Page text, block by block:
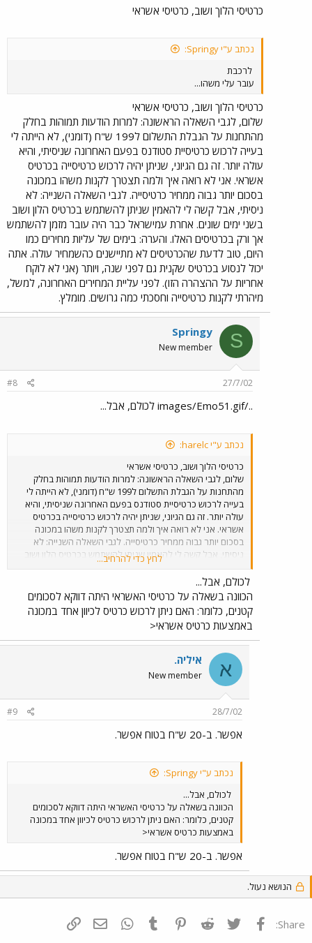
כרטיסי הלוך ושוב, כרטיסי אשראי
נכתב ע"י Springy:
לרכבת
עובר עלי משהו...
כרטיסי הלוך ושוב, כרטיסי אשראי
שלום, לגבי השאלה הראשונה: למרות הודעות תמוהות בחלק
מהתחנות על הגבלת התשלום ל199 ש"ח (דומני), לא הייתה לי
בעייה לרכוש כרטיסיית סטודנס בפעם האחרונה שניסיתי, והיא
עולה יותר. זה גם הגיוני, שניתן יהיה לרכוש כרטיסייה בכרטיס
אשראי. אני לא רואה איך ולמה תצטרך לקנות משהו במכונה
בסכום יותר גבוה ממחיר כרטיסייה. לגבי השאלה השנייה: לא
ניסיתי, אבל קשה לי להאמין שניתן להשתמש בכרטיס הלון ושוב
בשני ימים שונים. אחרת עמישראל כבר היה עובר מזמן להשתמש
אך ורק בכרטיסים האלו. והערה: בימים של עליות מחירים כמו
היום, טוב לדעת שהכרטיסים לא מתיישנים כהשמחיר עולה. אתה
יכול לנסוע בכרטיס שקנית גם לפני שנה, ויותר (אני לא לוקח
אחריות על ההצהרה הזו). לפני עליית המחירים האחרונה, למשל,
מיהרתי לקנות כרטיסייה וחסכתי כמה גרושים. מומלץ.
S
Springy
New member
27/7/02
#8
../images/Emo51.gif לכולם, אבל...
נכתב ע"י harelc:
כרטיסי הלוך ושוב, כרטיסי אשראי
שלום, לגבי השאלה הראשונה: למרות הודעות תמוהות בחלק
מהתחנות על הגבלת התשלום ל199 ש"ח (דומני), לא הייתה לי
בעייה לרכוש כרטיסיית סטודנס בפעם האחרונה שניסיתי, והיא
עולה יותר. זה גם הגיוני, שניתן יהיה לרכוש כרטיסייה בכרטיס
אשראי. אני לא רואה איך ולמה תצטרך לקנות משהו במכונה
בסכום יותר גבוה ממחיר כרטיסייה. לגבי השאלה השנייה: לא
ניסיתי, אבל קשה לי להאמין שניתן להשתמש בכרטיס הלון ושוב
בשני ימים שונים. אחרת עמישראל כבר היה עובר מזמן להשתמש
אך ורק בכרטיסים האלו. והערה: בימים של עליות מחירים כמו
היום, טוב לדעת שהכרטיסים לא מתיישנים כהשמחיר עולה. אתה
יכול לנסוע בכרטיס שקנית גם לפני שנה, ויותר (אני לא לוקח
אחריות על ההצהרה הזו). לפני עליית המחירים האחרונה, למשל,
מיהרתי לקנות כרטיסייה וחסכתי כמה גרושים. מומלץ.
לחץ כדי להרחיב...
לכולם, אבל...
הכוונה בשאלה על כרטיסי האשראי היתה דווקא לסכומים
קטנים, כלומר: האם ניתן לרכוש כרטיס לכיוון אחד במכונה
באמצעות כרטיס אשראי<
א איליה.
New member
28/7/02
#9
אפשר. ב-20 ש"ח בטוח אפשר.
נכתב ע"י Springy:
לכולם, אבל...
הכוונה בשאלה על כרטיסי האשראי היתה דווקא לסכומים
קטנים, כלומר: האם ניתן לרכוש כרטיס לכיוון אחד במכונה
באמצעות כרטיס אשראי<
אפשר. ב-20 ש"ח בטוח אפשר.
הנושא נעול.
Share: פייסבוק Twitter
Reddit
Pinterest
Tumblr
WhatsAppדואר אלקטרוני